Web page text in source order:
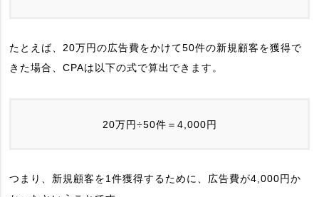
たとえば、20万円の広告費をかけて50件の新規顧客を獲得で
きた場合、CPAは以下の式で算出できます。
20万円÷50件＝4,000円
つまり、新規顧客を1件獲得するために、広告費が4,000円か